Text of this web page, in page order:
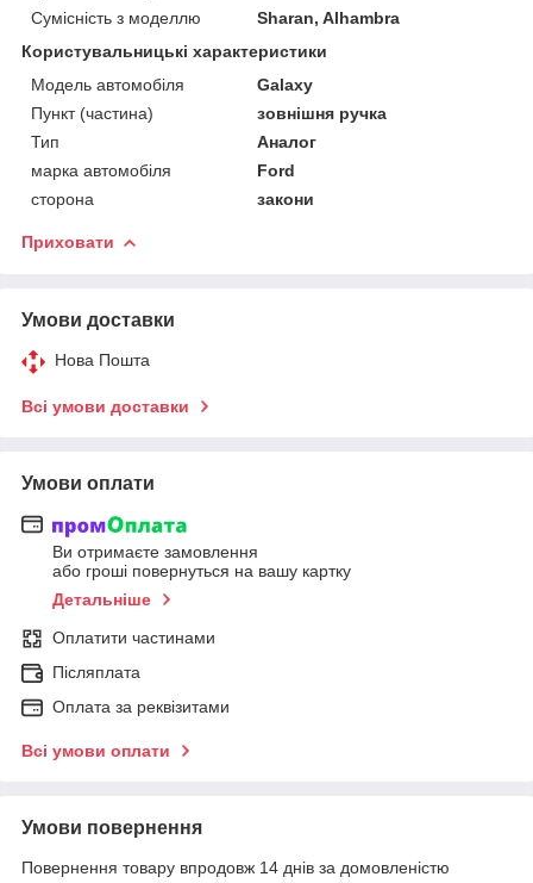
Сумісність з моделлю
Sharan, Alhambra
Користувальницькі характеристики
Модель автомобіля
Galaxy
Пункт (частина)
зовнішня ручка
Тип
Аналог
марка автомобіля
Ford
сторона
закони
Приховати
Умови доставки
Нова Пошта
Всі умови доставки
Умови оплати
Ви отримаєте замовлення
або гроші повернуться на вашу картку
Детальніше
Оплатити частинами
Післяплата
Оплата за реквізитами
Всі умови оплати
Умови повернення
Повернення товару впродовж 14 днів за домовленістю